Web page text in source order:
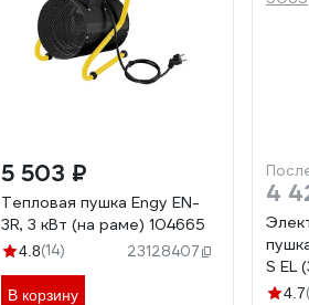
5 503 ₽
Тепловая пушка Engy EN-
3R, 3 кВт (на раме) 104665
4.8(14) 23128407
В корзину
4
S EL
4.7